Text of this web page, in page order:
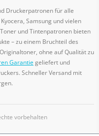
Druckerpatronen für alle
Samsung und vielen
und Tintenpatronen bieten
– zu einem Bruchteil des
ohne auf Qualität zu
Garantiegeliefert und
Schneller Versand mit
vorbehalten